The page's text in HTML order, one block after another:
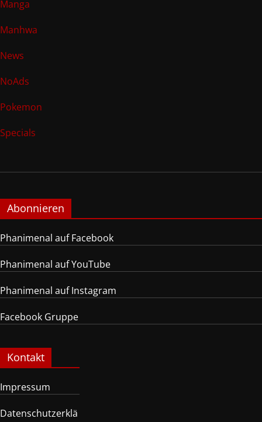
Manga
Manhwa
News
NoAds
Pokemon
Specials
Abonnieren
Phanimenal auf Facebook
Phanimenal auf YouTube
Phanimenal auf Instagram
Facebook Gruppe
Kontakt
Impressum
Datenschutzerklä